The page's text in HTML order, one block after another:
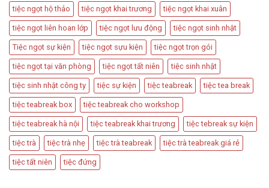
tiệc ngọt hộ thảo tiệc ngọt khai trương tiệc ngọt khai xuân
tiệc ngọt liên hoan lớp tiệc ngọt lưu động tiệc ngọt sinh nhật
Tiệc ngọt sự kiện tiệc ngọt sựu kiện tiệc ngọt trọn gói
tiệc ngọt tại văn phòng tiệc ngọt tất niên tiệc sinh nhật
tiệc sinh nhật công ty tiệc sự kiện tiệc teabreak tiệc tea break
tiệc teabreak box tiệc teabreak cho workshop
tiệc teabreak hà nội tiệc teabreak khai trương tiệc tebreak sự kiện
tiệc trà tiệc trà nhẹ tiệc trà teabreak tiệc trà teabreak giá rẻ
tiệc tất niên tiệc đứng